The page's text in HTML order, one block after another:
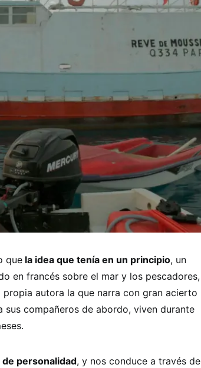
que la idea que tenía en un principio, un
en francés sobre el mar y los pescadores,
propia autora la que narra con gran acierto
sus compañeros de abordo, viven durante
de personalidad, y nos conduce a través de